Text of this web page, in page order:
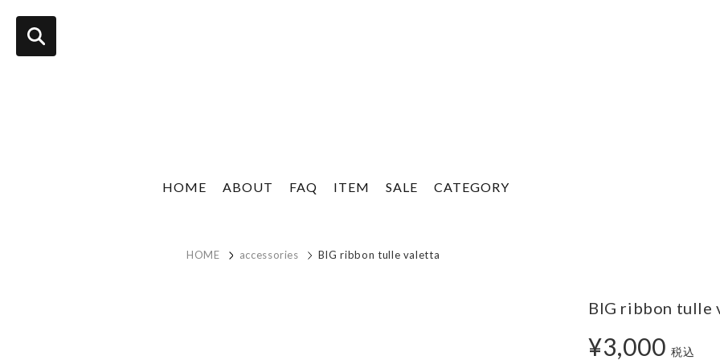
HOME ABOUT FAQ ITEM SALE CATEGORY
HOME accessories BIG ribbon tulle valetta
BIG ribbon tulle
¥3,000税込